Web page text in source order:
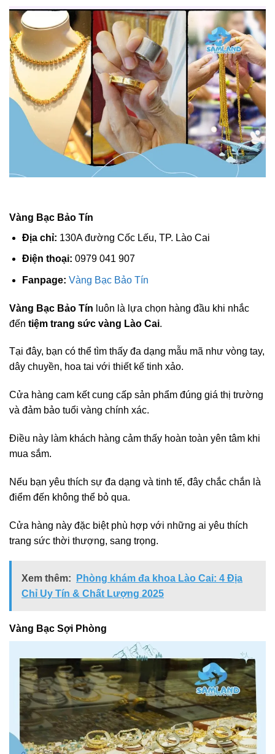
Vàng Bạc Bảo Tín
Địa chỉ: 130A đường Cốc Lếu, TP. Lào Cai
Điện thoại: 0979 041 907
Fanpage: Vàng Bạc Bảo Tín
Vàng Bạc Bảo Tín luôn là lựa chọn hàng đầu khi nhắc
đến tiệm trang sức vàng Lào Cai.
Tại đây, bạn có thể tìm thấy đa dạng mẫu mã như vòng tay,
dây chuyền, hoa tai với thiết kế tinh xảo.
Cửa hàng cam kết cung cấp sản phẩm đúng giá thị trường
và đảm bảo tuổi vàng chính xác.
Điều này làm khách hàng cảm thấy hoàn toàn yên tâm khi
mua sắm.
Nếu bạn yêu thích sự đa dạng và tinh tế, đây chắc chắn là
điểm đến không thể bỏ qua.
Cửa hàng này đặc biệt phù hợp với những ai yêu thích
trang sức thời thượng, sang trọng.
Xem thêm:
Phòng khám đa khoa Lào Cai: 4 Địa
Chỉ Uy Tín & Chất Lượng 2025
Vàng Bạc Sợi Phòng